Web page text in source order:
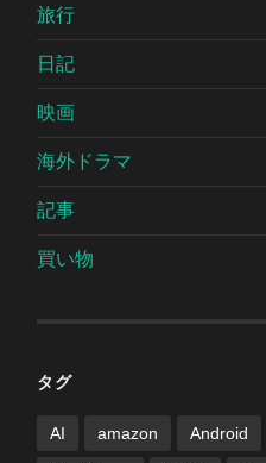
旅行
日記
映画
海外ドラマ
記事
買い物
タグ
AI amazon Android